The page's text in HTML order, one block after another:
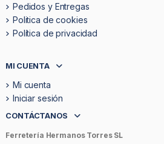
Pedidos y Entregas
Politica de cookies
Política de privacidad
MI CUENTA
Mi cuenta
Iniciar sesión
CONTÁCTANOS
Ferretería Hermanos Torres SL